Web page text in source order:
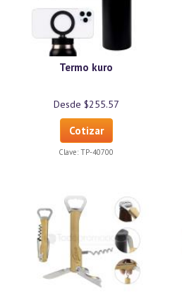
Termo kuro
Desde $255.57
Cotizar
Clave: TP-40700